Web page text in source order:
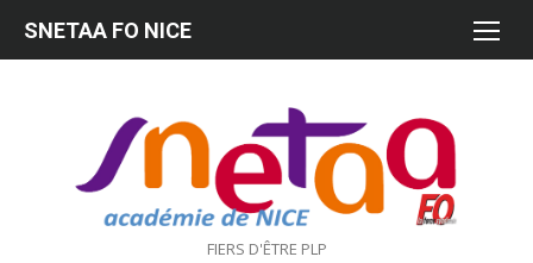
FIERS D'ÊTRE PLP
SNETAA FO NICE